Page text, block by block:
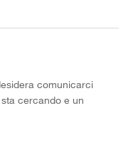
comunicarci
cercando e un